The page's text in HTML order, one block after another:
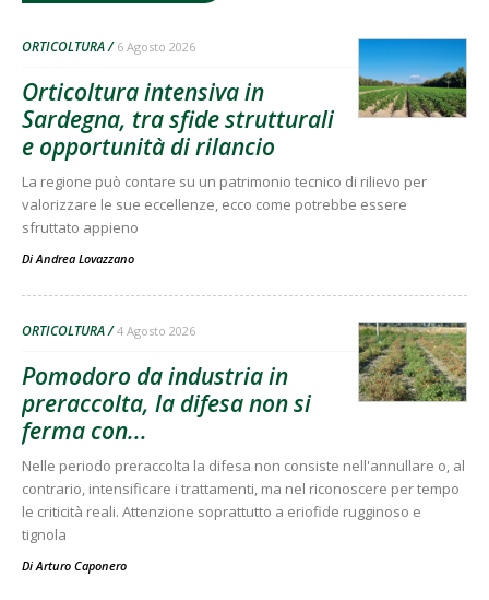
ORTICOLTURA 6 Agosto 2026
Orticoltura intensiva in
Sardegna, tra sfide strutturali
e opportunità di rilancio
La regione può contare su un patrimonio tecnico di rilievo per
valorizzare le sue eccellenze, ecco come potrebbe essere
sfruttato appieno
DiAndrea Lovazzano
ORTICOLTURA 4 Agosto 2026
Pomodoro da industria in
preraccolta, la difesa non si
ferma con...
Nelle periodo preraccolta la difesa non consiste nell'annullare o, al
contrario, intensificare i trattamenti, ma nel riconoscere per tempo
le criticità reali. Attenzione soprattutto a eriofide rugginoso e
tignola
DiArturo Caponero